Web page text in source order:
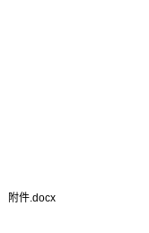
附件.docx